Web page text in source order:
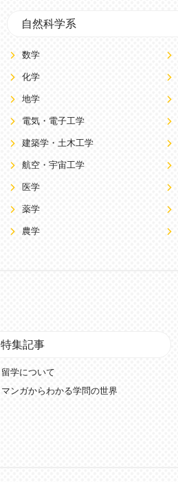
自然科学系
数学
化学
地学
電気・電子工学
建築学・土木工学
航空・宇宙工学
医学
薬学
農学
特集記事
留学について
マンガからわかる学問の世界